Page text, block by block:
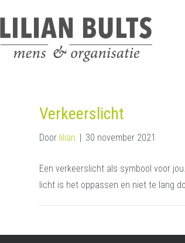
Verkeerslicht
Door lilian | 30 november 2021
Een verkeerslicht als symbool voor
licht is het oppassen en niet te lang